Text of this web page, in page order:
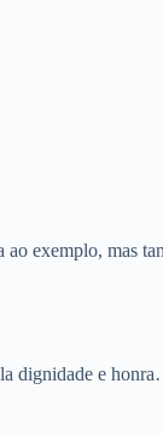
exemplo, mas
dignidade e